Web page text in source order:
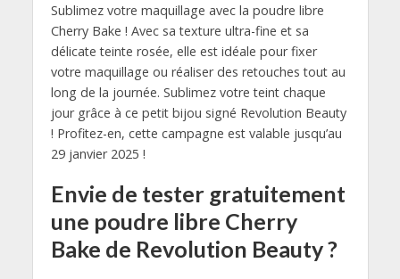
Sublimez votre maquillage avec la poudre libre
Cherry Bake ! Avec sa texture ultra-fine et sa
délicate teinte rosée, elle est idéale pour fixer
votre maquillage ou réaliser des retouches tout au
long de la journée. Sublimez votre teint chaque
jour grâce à ce petit bijou signé Revolution Beauty
! Profitez-en, cette campagne est valable jusqu’au
29 janvier 2025 !
Envie de tester gratuitement
une poudre libre Cherry
Bake de Revolution Beauty ?